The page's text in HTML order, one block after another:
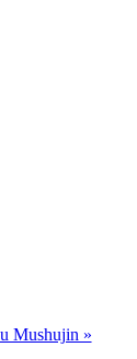
Mushujin »